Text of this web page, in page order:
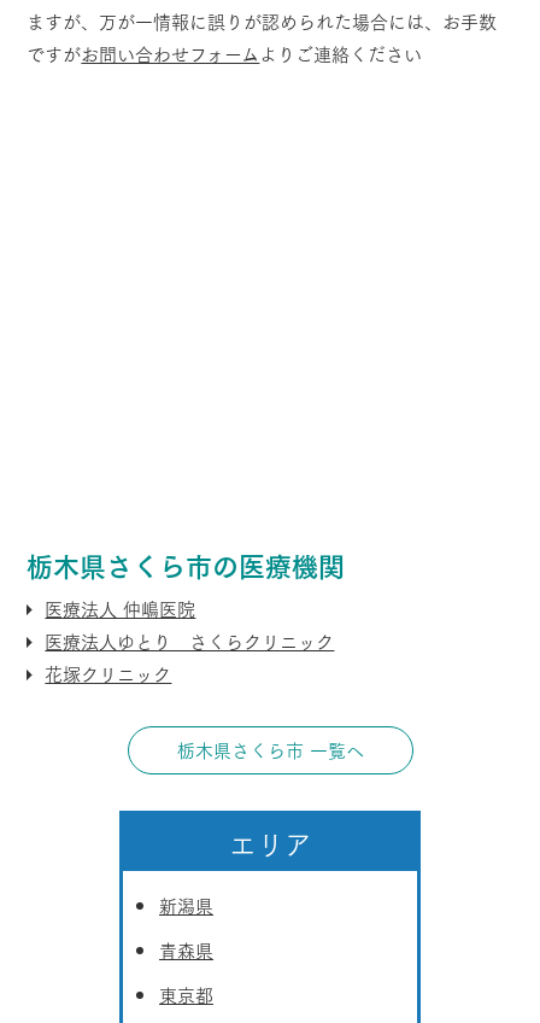
ますが、万が一情報に誤りが認められた場合には、お手数
ですがお問い合わせフォームよりご連絡ください
栃木県さくら市の医療機関
医療法人 仲嶋医院
医療法人ゆとり さくらクリニック
花塚クリニック
栃木県さくら市 一覧へ
エリア
新潟県
青森県
東京都